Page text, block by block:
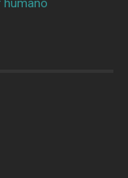
humano